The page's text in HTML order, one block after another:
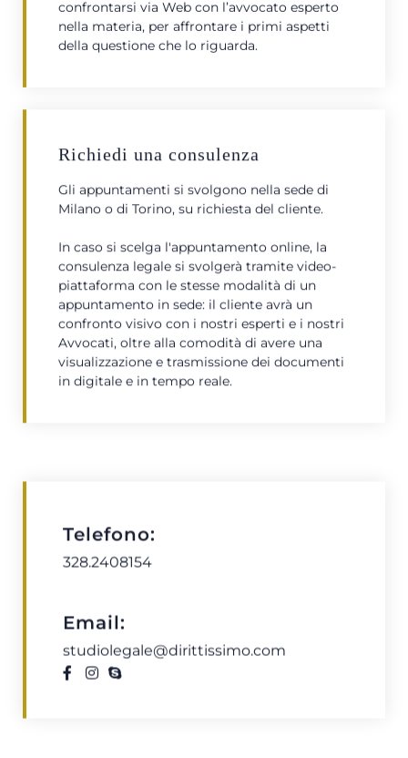
confrontarsi via Web con l’avvocato esperto
nella materia, per affrontare i primi aspetti
della questione che lo riguarda.
Richiedi una consulenza
Gli appuntamenti si svolgono nella sede di
Milano o di Torino, su richiesta del cliente.
In caso si scelga l'appuntamento online, la
consulenza legale si svolgerà tramite video-
piattaforma con le stesse modalità di un
appuntamento in sede: il cliente avrà un
confronto visivo con i nostri esperti e i nostri
Avvocati, oltre alla comodità di avere una
visualizzazione e trasmissione dei documenti
in digitale e in tempo reale.
Telefono:
328.2408154
Email:
studiolegale@dirittissimo.com